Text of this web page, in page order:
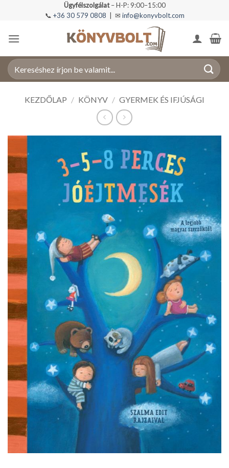
Ügyfélszolgálat– H-P: 9:00–15:00
📞 +36 30 579 0808 | ✉ info@konyvbolt.com
Keresés
a
KEZDŐLAP / KÖNYV / GYERMEK ÉS IFJÚSÁGI